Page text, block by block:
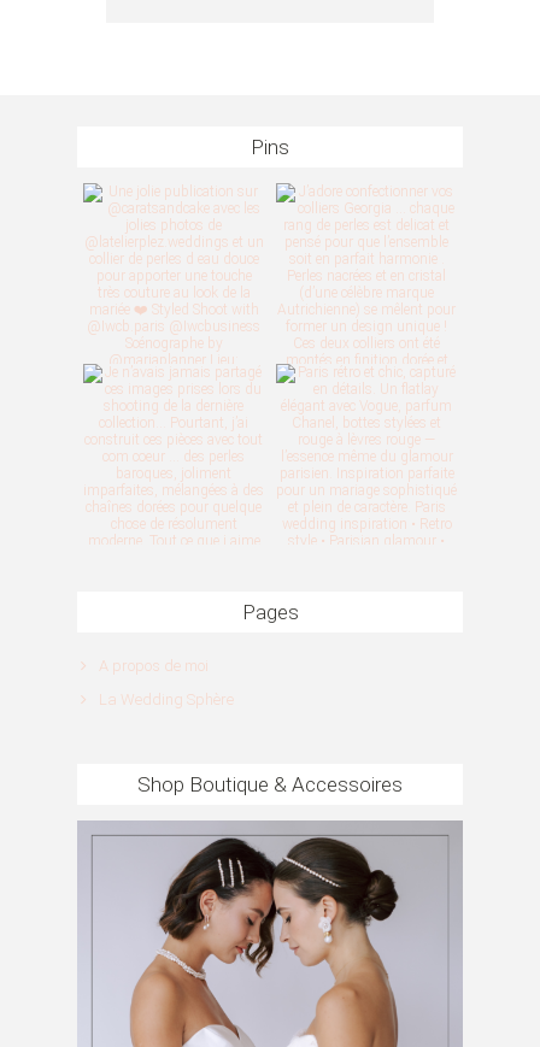
Pins
Pages
A propos de moi
La Wedding Sphère
Shop Boutique & Accessoires